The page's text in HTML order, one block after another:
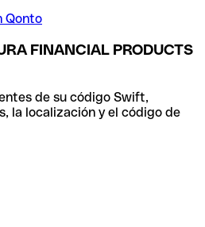
Qonto
FINANCIAL PRODUCTS
de su código Swift,
la localización y el código de